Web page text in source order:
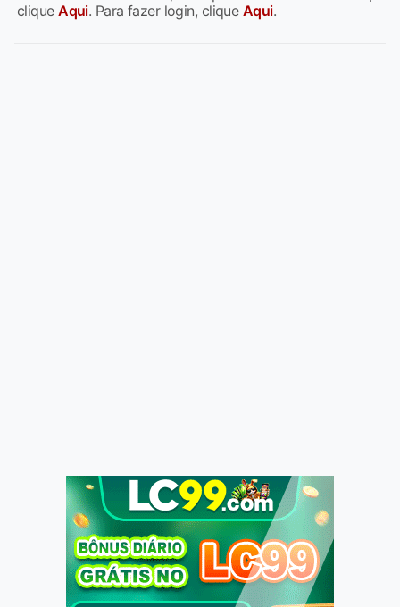
cliqueAqui. Para fazer login, clique Aqui.